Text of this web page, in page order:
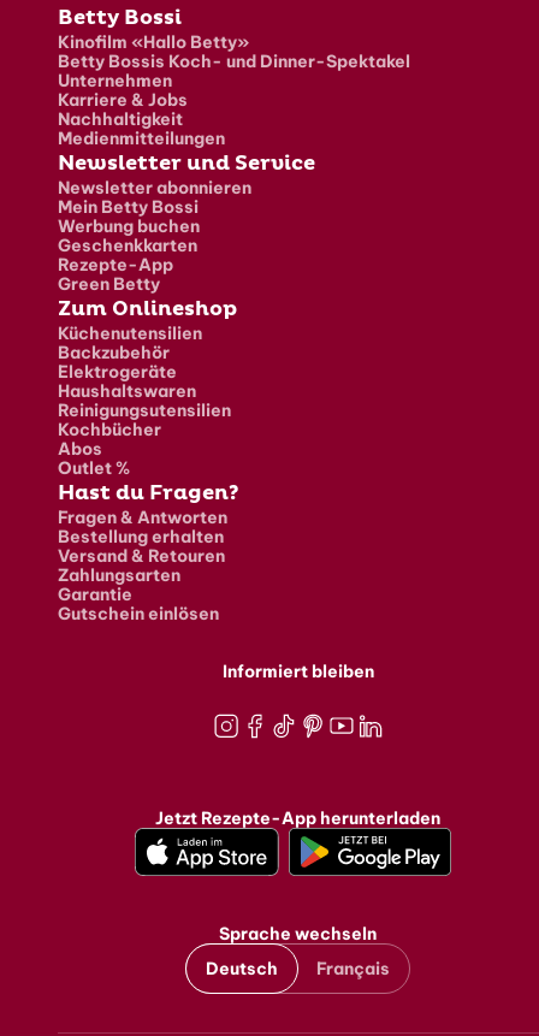
Fusszeile
Betty Bossi
Kinofilm «Hallo Betty»
Betty Bossis Koch- und Dinner-Spektakel
Unternehmen
Karriere & Jobs
Nachhaltigkeit
Medienmitteilungen
Newsletter und Service
Newsletter abonnieren
Mein Betty Bossi
Werbung buchen
Geschenkkarten
Rezepte-App
Green Betty
Zum Onlineshop
Küchenutensilien
Backzubehör
Elektrogeräte
Haushaltswaren
Reinigungsutensilien
Kochbücher
Abos
Outlet %
Hast du Fragen?
Fragen & Antworten
Bestellung erhalten
Versand & Retouren
Zahlungsarten
Garantie
Gutschein einlösen
Informiert bleiben
Jetzt Rezepte-App herunterladen
Sprache wechseln
Deutsch
Français